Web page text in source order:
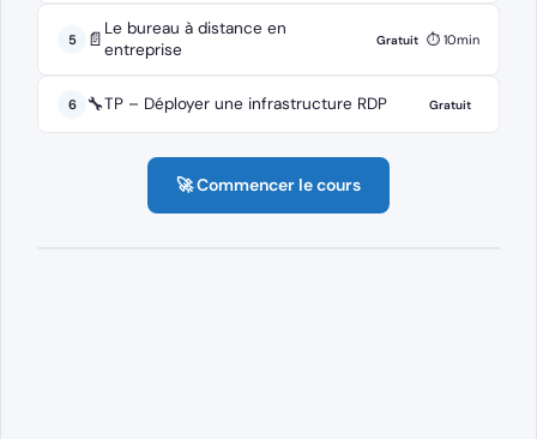
5 📄 Le bureau à distance en
entreprise
Gratuit ⏱ 10min
6 🔧TP – Déployer une infrastructure RDP Gratuit
🚀 Commencer le cours